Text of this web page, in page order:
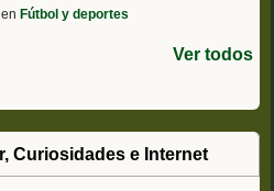
en Fútbol y deportes
Ver todos
Curiosidades e Internet